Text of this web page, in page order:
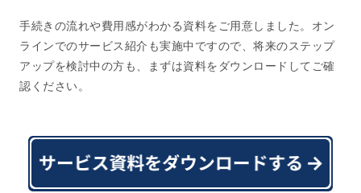
手続きの流れや費用感がわかる資料をご用意しました。オン
ラインでのサービス紹介も実施中ですので、将来のステップ
アップを検討中の方も、まずは資料をダウンロードしてご確
認ください。